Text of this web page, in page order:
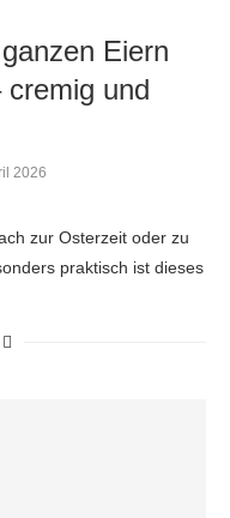
Eiern
und
2026
zur Osterzeit oder zu
praktisch ist dieses